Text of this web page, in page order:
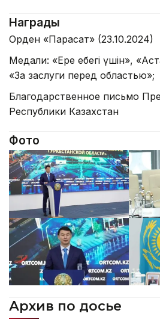
Награды
Орден «Парасат» (23.10.2024)
Медали: «Ерең еңбегі үшін»,
«За заслуги перед областью»;
Благодарственное письмо
Республики Казахстан
Фото
Архив по досье